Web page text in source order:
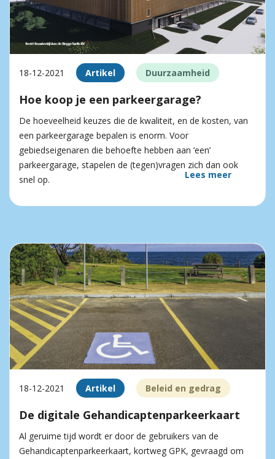
18-12-2021 Artikel Duurzaamheid
Hoe koop je een parkeergarage?
De hoeveelheid keuzes die de kwaliteit, en de kosten, van
een parkeergarage bepalen is enorm. Voor
gebiedseigenaren die behoefte hebben aan ‘een’
parkeergarage, stapelen de (tegen)vragen zich dan ook
snel op.
Lees meer
18-12-2021 Artikel Beleid en gedrag
De digitale Gehandicaptenparkeerkaart
Al geruime tijd wordt er door de gebruikers van de
Gehandicaptenparkeerkaart, kortweg GPK, gevraagd om